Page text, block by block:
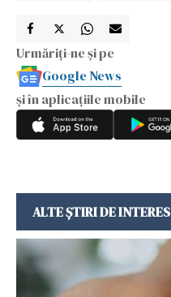
Urmăriți-ne și pe
Google News
și în aplicațiile mobile
ALTE ȘTIRI DE INTERES